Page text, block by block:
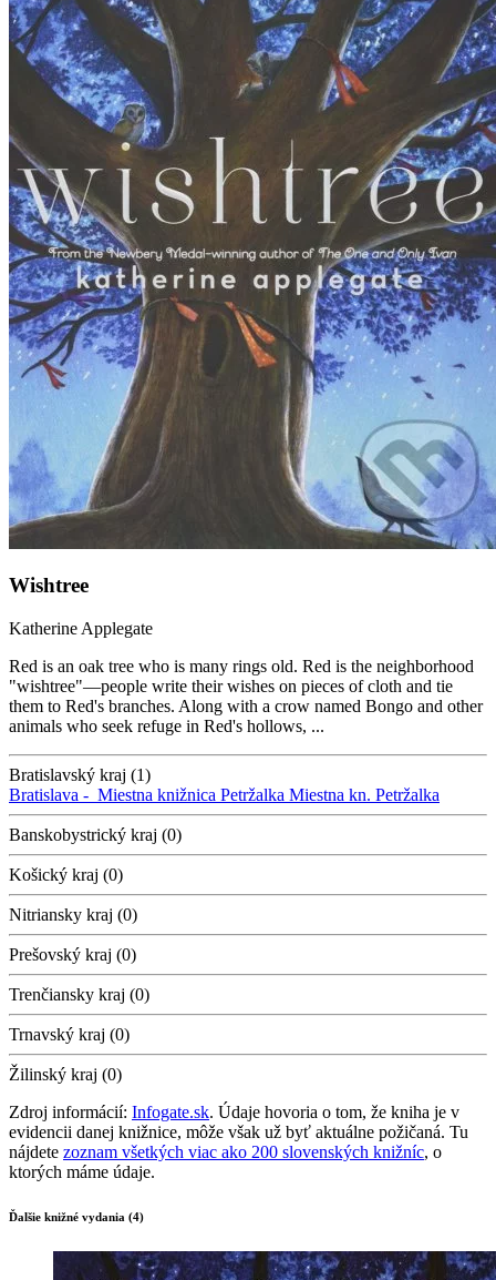
Wishtree
Katherine Applegate
Red is an oak tree who is many rings old. Red is the neighborhood
"wishtree"—people write their wishes on pieces of cloth and tie
them to Red's branches. Along with a crow named Bongo and other
animals who seek refuge in Red's hollows, ...
Bratislavský kraj (1)
Bratislava - Miestna knižnica Petržalka Miestna kn. Petržalka
Banskobystrický kraj (0)
Košický kraj (0)
Nitriansky kraj (0)
Prešovský kraj (0)
Trenčiansky kraj (0)
Trnavský kraj (0)
Žilinský kraj (0)
Zdroj informácií: Infogate.sk. Údaje hovoria o tom, že kniha je v
evidencii danej knižnice, môže však už byť aktuálne požičaná. Tu
nájdete zoznam všetkých viac ako 200 slovenských knižníc, o
ktorých máme údaje.
Ďalšie knižné vydania (4)